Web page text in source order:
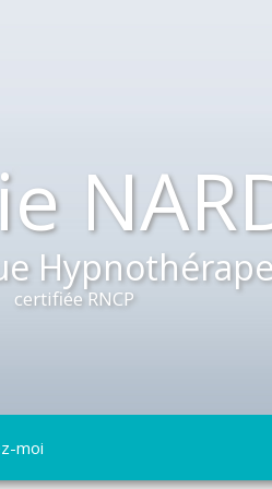
certifiée RNCP
moi